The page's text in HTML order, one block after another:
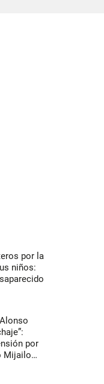
por la
niños:
por
Mijailo